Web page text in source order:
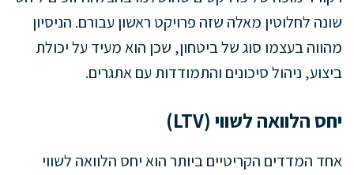
שונה לחלוטין מאלה שזה פרויקט ראשון עבורם. הניסיון
מהווה בעצמו סוג של ביטחון, שכן הוא מעיד על יכולת
ביצוע, ניהול סיכונים והתמודדות עם אתגרים.
יחס הלוואה לשווי (LTV)
אחד המדדים הקריטיים ביותר הוא יחס הלוואה לשווי